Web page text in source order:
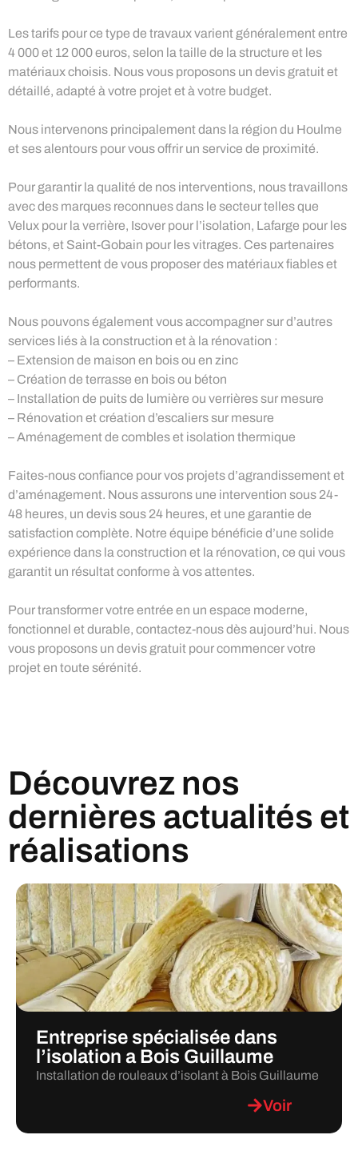
Les tarifs pour ce type de travaux varient généralement entre
4 000 et 12 000 euros, selon la taille de la structure et les
matériaux choisis. Nous vous proposons un devis gratuit et
détaillé, adapté à votre projet et à votre budget.
Nous intervenons principalement dans la région du Houlme
et ses alentours pour vous offrir un service de proximité.
Pour garantir la qualité de nos interventions, nous travaillons
avec des marques reconnues dans le secteur telles que
Velux pour la verrière, Isover pour l’isolation, Lafarge pour les
bétons, et Saint-Gobain pour les vitrages. Ces partenaires
nous permettent de vous proposer des matériaux fiables et
performants.
Nous pouvons également vous accompagner sur d’autres
services liés à la construction et à la rénovation :
– Extension de maison en bois ou en zinc
– Création de terrasse en bois ou béton
– Installation de puits de lumière ou verrières sur mesure
– Rénovation et création d’escaliers sur mesure
– Aménagement de combles et isolation thermique
Faites-nous confiance pour vos projets d’agrandissement et
d’aménagement. Nous assurons une intervention sous 24-
48 heures, un devis sous 24 heures, et une garantie de
satisfaction complète. Notre équipe bénéficie d’une solide
expérience dans la construction et la rénovation, ce qui vous
garantit un résultat conforme à vos attentes.
Pour transformer votre entrée en un espace moderne,
fonctionnel et durable, contactez-nous dès aujourd’hui. Nous
vous proposons un devis gratuit pour commencer votre
projet en toute sérénité.
Découvrez nos
dernières actualités et
réalisations
Entreprise spécialisée dans
l’isolation a Bois Guillaume
Installation de rouleaux d’isolant à Bois Guillaume
Voir